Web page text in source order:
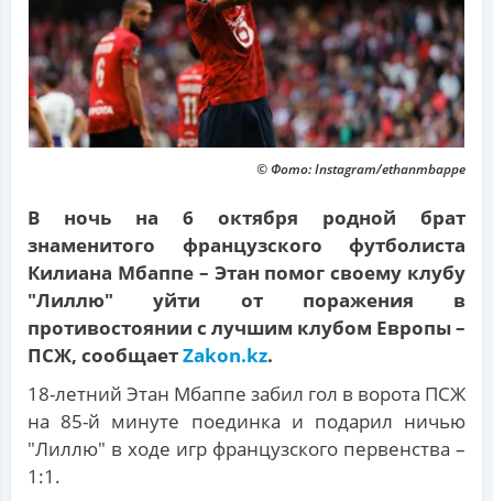
© Фото: Instagram/ethanmbappe
В ночь на 6 октября родной брат
знаменитого французского футболиста
Килиана Мбаппе – Этан помог своему клубу
"Лиллю" уйти от поражения в
противостоянии с лучшим клубом Европы –
ПСЖ, сообщаетZakon.kz.
18-летний Этан Мбаппе забил гол в ворота ПСЖ
на 85-й минуте поединка и подарил ничью
"Лиллю" в ходе игр французского первенства –
1:1.